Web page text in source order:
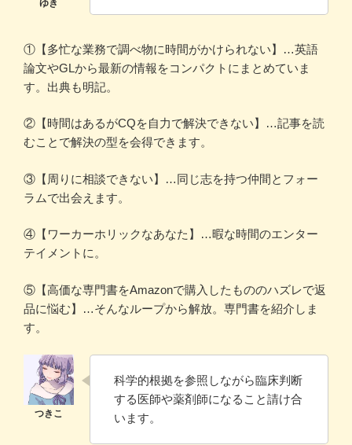
①【多忙な業務で調べ物に時間がかけられない】…英語
論文やGLから最新の情報をコンパクトにまとめていま
す。出典も明記。
②【時間はあるがCQを自力で解決できない】…記事を読
むことで解決の型を会得できます。
③【周りに相談できない】…同じ志を持つ仲間とフォー
ラムで出会えます。
④【ワーカーホリックなあなた】…暇な時間のエンター
テイメントに。
⑤【高価な専門書をAmazonで購入したもののハズレで返
品に悩む】…そんなループから解放。専門書を紹介しま
す。
科学的根拠を参照しながら臨床判断
する医師や薬剤師になること請け合
います。